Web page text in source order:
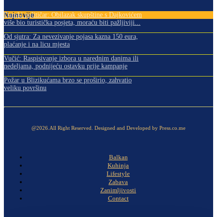
Najnovije
Danski političar: Obilazak skupštine s Dajkovićem
više bio turistička posjeta, moraću biti pažljiviji...
Od sjutra: Za nevezivanje pojasa kazna 150 eura,
plaćanje i na licu mjesta
Vučić: Raspisivanje izbora u narednim danima ili
nedeljama, podnijeću ostavku prije kampanje
Požar u Blizikućama brzo se proširio, zahvatio
veliku površinu
@2026.All Right Reserved. Designed and Developed by Press.co.me
Balkan
Kuhinja
Lifestyle
Zabava
Zanimljivosti
Contact